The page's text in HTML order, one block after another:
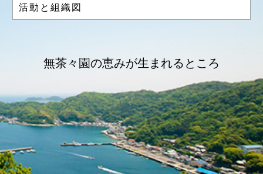
活動と組織図
無茶々園の恵みが生まれるところ